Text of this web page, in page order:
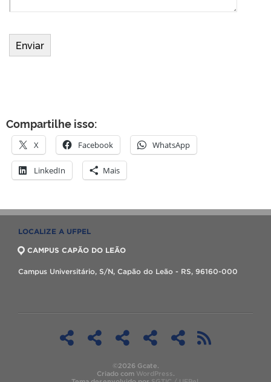
Compartilhe isso:
X Facebook WhatsApp
LinkedIn Mais
LOCALIZE A UFPEL
CAMPUS CAPÃO DO LEÃO
Campus Universitário, S/N, Capão do Leão - RS, 96160-000
©2026 Gcate.
Criado com WordPress.